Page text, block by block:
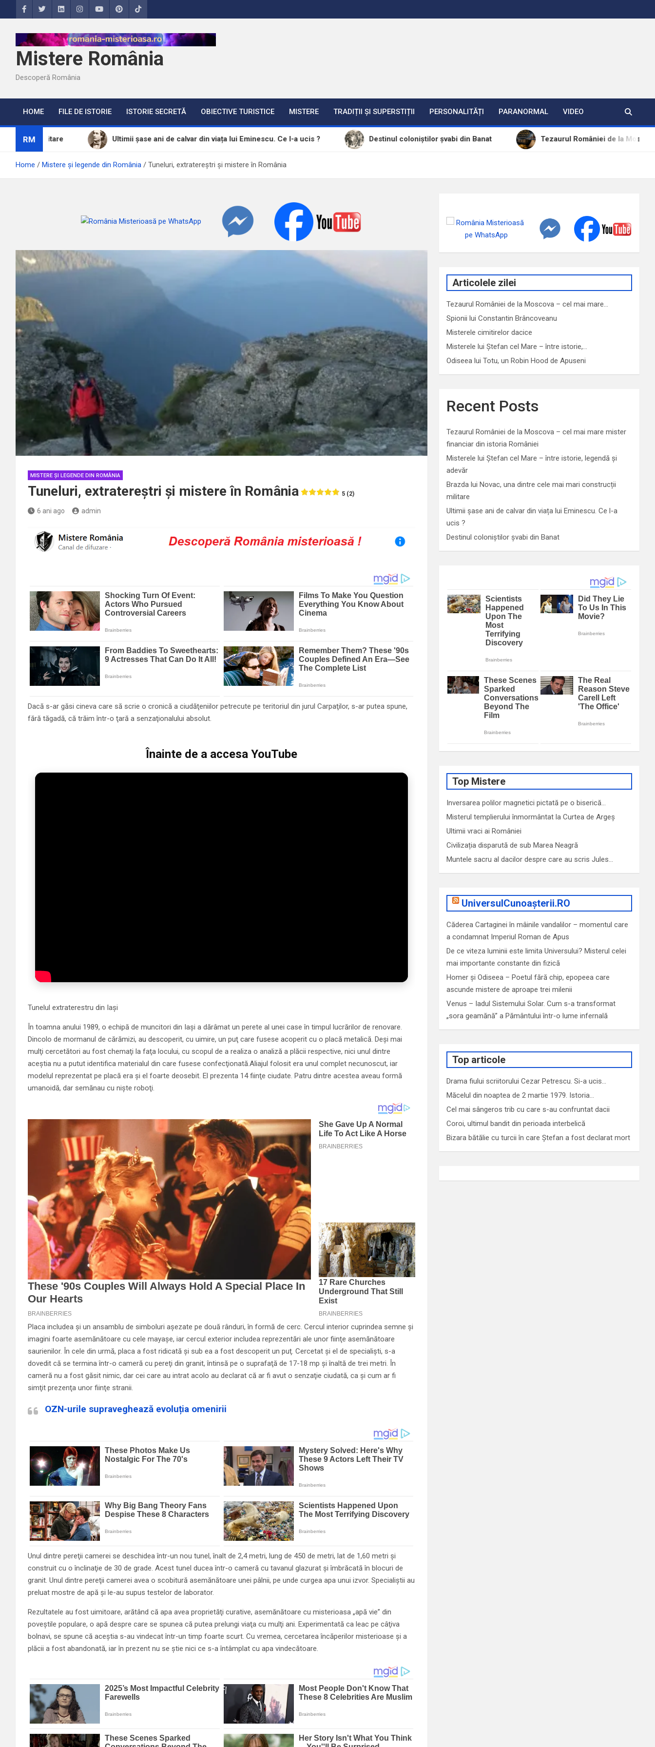
to
Mistere România
Descoperă România
HOME FILE DE ISTORIE ISTORIE SECRETĂ OBIECTIVE TURISTICE MISTERE TRADIȚII ȘI SUPERSTIȚII PERSONALITĂȚI PARANORMAL VIDEO
RM Ultimii șase ani de calvar din viața lui Eminescu. Ce l-a ucis ? Destinul coloniștilor șvabi din Banat Tezaurul României de la Moscova – cel mai
Home Mistere și legende din România Tuneluri, extratereștri și mistere în România
MISTERE ȘI LEGENDE DIN ROMÂNIA
Tuneluri, extratereștri și mistere în România 5 (2)
6 ani ago admin
Dacă s-ar găsi cineva care să scrie o cronică a ciudăţeniilor petrecute pe teritoriul din jurul Carpaţilor, s-ar putea spune,
fără tăgadă, că trăim într-o ţară a senzaţionalului absolut.
Înainte de a accesa YouTube
Tunelul extraterestru din Iaşi
În toamna anului 1989, o echipă de muncitori din Iaşi a dărâmat un perete al unei case în timpul lucră­rilor de renovare.
Din­co­lo de mormanul de cără­mizi, au descoperit, cu uimire, un puţ care fu­sese acoperit cu o placă meta­lică. Deşi mai
mulţi cer­cetători au fost che­maţi la faţa locului, cu scopul de a realiza o ana­li­ză a plăcii res­pective, nici unul din­tre
aceştia nu a putut identifica ma­terialul din care fusese confecţio­na­tă.Aliajul fo­losit era unul complet ne­cunoscut, iar
modelul reprezentat pe placă era şi el foarte deo­sebit. El prezenta 14 fiinţe ciu­date. Patru din­tre acestea aveau formă
umanoidă, dar semănau cu nişte ro­boţi.
Placa in­cludea şi un ansamblu de simboluri aşezate pe două rânduri, în formă de cerc. Cercul interior cu­prindea semne şi
imagini foarte ase­mă­nă­toare cu cele mayaşe, iar cercul exterior includea reprezentări ale unor fiinţe asemănătoare
saurienilor. În cele din urmă, placa a fost ridicată şi sub ea a fost descoperit un puţ. Cercetat şi el de specialişti, s-a
dovedit că se termina într-o cameră cu pereţi din granit, întinsă pe o suprafaţă de 17-18 mp şi înaltă de trei metri. În
cameră nu a fost găsit nimic, dar cei care au intrat acolo au declarat că ar fi avut o senzaţie ciudată, ca şi cum ar fi
simţit prezenţa unor fiinţe stranii.
OZN-urile supraveghează evoluția omenirii
Unul dintre pereţii camerei se deschidea în­tr-un nou tunel, înalt de 2,4 metri, lung de 450 de metri, lat de 1,60 metri şi
construit cu o înclinaţie de 30 de grade. Acest tunel ducea într-o cameră cu ta­vanul glazurat şi îmbrăcată în blocuri de
granit. Unul dintre pereţii camerei avea o scobitură asemă­nătoare unei pâlnii, pe unde curgea apa unui izvor. Specialiştii au
preluat mostre de apă şi le-au supus testelor de laborator.
Rezultatele au fost uimitoare, arătând că apa avea proprietăţi curative, asemănătoare cu mis­terioasa „apă vie” din
poveştile populare, o apă des­pre care se spunea că putea prelungi viaţa cu mulţi ani. Experi­mentată ca leac pe câţiva
bolnavi, se spune că aceştia s-au vindecat într-un timp foarte scurt. Cu vremea, cercetarea încăperilor misterioase şi a
plăcii a fost aban­donată, iar în prezent nu se ştie nici ce s-a întâm­plat cu apa vindecătoare.
Articolele zilei
Tezaurul României de la Moscova – cel mai mare…
Spionii lui Constantin Brâncoveanu
Misterele cimitirelor dacice
Misterele lui Ștefan cel Mare – între istorie,…
Odiseea lui Totu, un Robin Hood de Apuseni
Recent Posts
Tezaurul României de la Moscova – cel mai mare mister
financiar din istoria României
Misterele lui Ștefan cel Mare – între istorie, legendă și
adevăr
Brazda lui Novac, una dintre cele mai mari construcții
militare
Ultimii șase ani de calvar din viața lui Eminescu. Ce l-a
ucis ?
Destinul coloniștilor șvabi din Banat
Top Mistere
Inversarea polilor magnetici pictată pe o biserică…
Misterul templierului înmormântat la Curtea de Argeș
Ultimii vraci ai României
Civilizația disparută de sub Marea Neagră
Muntele sacru al dacilor despre care au scris Jules…
UniversulCunoașterii.RO
Căderea Cartaginei în mâinile vandalilor – momentul care
a condamnat Imperiul Roman de Apus
De ce viteza luminii este limita Universului? Misterul celei
mai importante constante din fizică
Homer și Odiseea – Poetul fără chip, epopeea care
ascunde mistere de aproape trei milenii
Venus – Iadul Sistemului Solar. Cum s-a transformat
„sora geamănă” a Pământului într-o lume infernală
Top articole
Drama fiului scriitorului Cezar Petrescu. Si-a ucis…
Măcelul din noaptea de 2 martie 1979. Istoria…
Cel mai sângeros trib cu care s-au confruntat dacii
Coroi, ultimul bandit din perioada interbelică
Bizara bătălie cu turcii în care Ștefan a fost declarat mort